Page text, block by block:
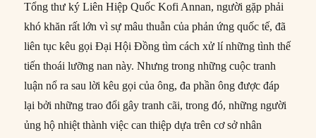
Tổng thư ký Liên Hiệp Quốc Kofi Annan, người gặp phải
khó khăn rất lớn vì sự mâu thuẫn của phản ứng quốc tế, đã
liên tục kêu gọi Đại Hội Đồng tìm cách xử lí những tình thế
tiến thoái lưỡng nan này. Nhưng trong những cuộc tranh
luận nổ ra sau lời kêu gọi của ông, đa phần ông được đáp
lại bởi những trao đổi gây tranh cãi, trong đó, những người
ủng hộ nhiệt thành việc can thiệp dựa trên cơ sở nhân